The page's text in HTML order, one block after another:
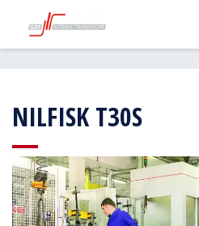
G&T Intern Transport
NILFISK T30S